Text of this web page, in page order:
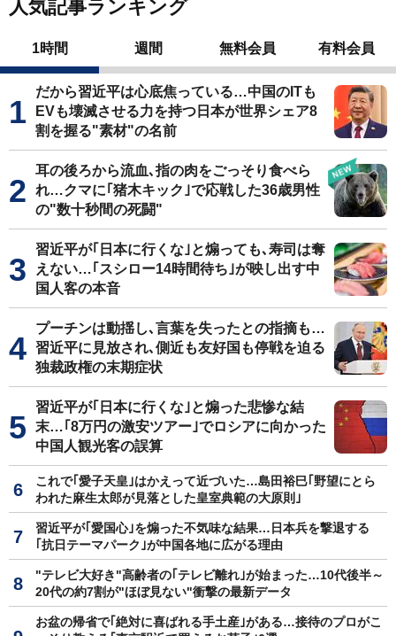
人気記事ランキング
1時間 週間 無料会員 有料会員
だから習近平は心底焦っている…中国のITも
EVも壊滅させる力を持つ日本が世界シェア8
割を握る"素材"の名前
耳の後ろから流血､指の肉をごっそり食べら
れ…クマに｢猪木キック｣で応戦した36歳男性
の"数十秒間の死闘"
習近平が｢日本に行くな｣と煽っても､寿司は奪
えない…｢スシロー14時間待ち｣が映し出す中
国人客の本音
プーチンは動揺し､言葉を失ったとの指摘も…
習近平に見放され､側近も友好国も停戦を迫る
独裁政権の末期症状
習近平が｢日本に行くな｣と煽った悲惨な結
末…｢8万円の激安ツアー｣でロシアに向かった
中国人観光客の誤算
これで｢愛子天皇｣はかえって近づいた…島田裕巳｢野望にとら
われた麻生太郎が見落とした皇室典範の大原則｣
習近平が｢愛国心｣を煽った不気味な結果…日本兵を撃退する
｢抗日テーマパーク｣が中国各地に広がる理由
"テレビ大好き"高齢者の｢テレビ離れ｣が始まった…10代後半～
20代の約7割が"ほぼ見ない"衝撃の最新データ
お盆の帰省で｢絶対に喜ばれる手土産｣がある…接待のプロがこ